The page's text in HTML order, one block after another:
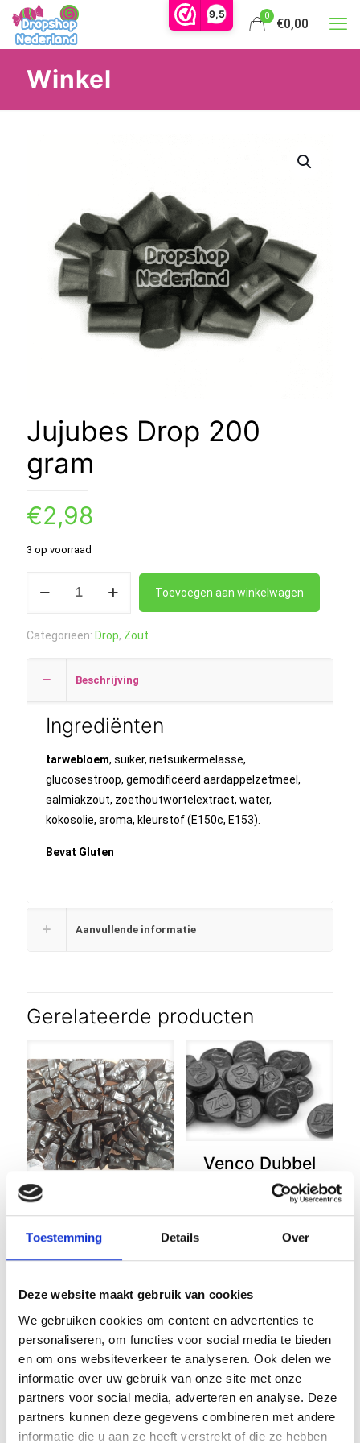
9,5
Toestemming Details Over
Deze website maakt gebruik van cookies
We gebruiken cookies om content en advertenties te
personaliseren, om functies voor social media te bieden
en om ons websiteverkeer te analyseren. Ook delen we
informatie over uw gebruik van onze site met onze
partners voor social media, adverteren en analyse. Deze
partners kunnen deze gegevens combineren met andere
informatie die u aan ze heeft verstrekt of die ze hebben
0
€0,00
Winkel
Jujubes Drop 200
gram
€2,98
3 op voorraad
gram
Toevoegen aan winkelwagen
Categorieën: Drop, Zout
Beschrijving
Ingrediënten
tarwebloem, suiker, rietsuikermelasse,
glucosestroop, gemodificeerd aardappelzetmeel,
salmiakzout, zoethoutwortelextract, water,
kokosolie, aroma, kleurstof (E150c, E153).
Bevat Gluten
Aanvullende informatie
Gerelateerde producten
Venco
Limburgse
Katjes 200
€3,49
Venco Dubbel
Zoute
Rondjes 200